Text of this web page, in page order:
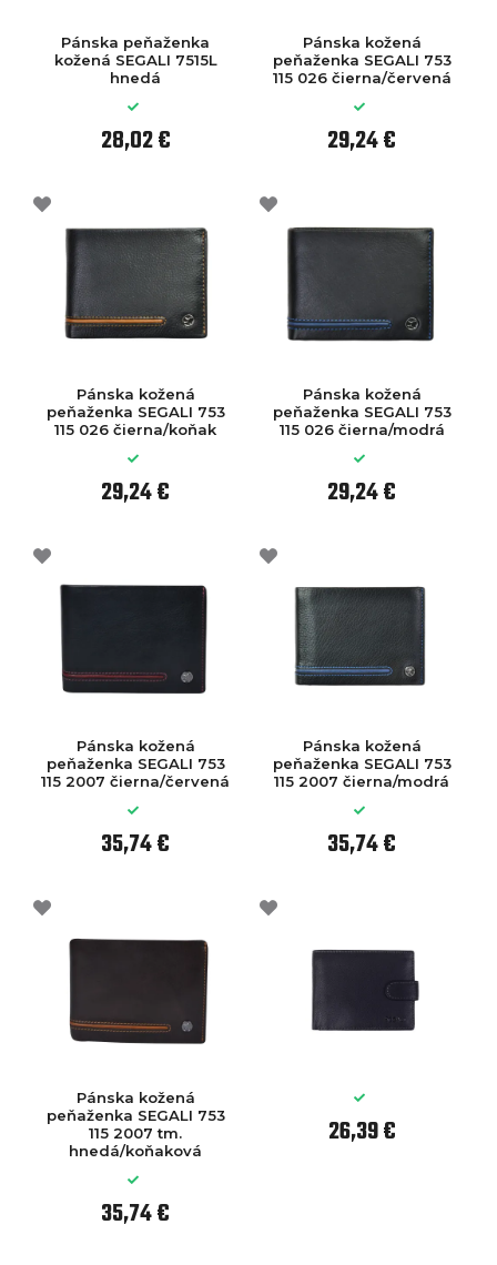
Pánska peňaženka
kožená SEGALI 7515L
hnedá
28,02 €
Pánska kožená
peňaženka SEGALI 753
115 026 čierna/červená
29,24 €
Pánska kožená
peňaženka SEGALI 753
115 026 čierna/koňak
29,24 €
Pánska kožená
peňaženka SEGALI 753
115 026 čierna/modrá
29,24 €
Pánska kožená
peňaženka SEGALI 753
115 2007 čierna/červená
35,74 €
Pánska kožená
peňaženka SEGALI 753
115 2007 čierna/modrá
35,74 €
Pánska kožená
peňaženka SEGALI 753
115 2007 tm.
hnedá/koňaková
35,74 €
26,39 €